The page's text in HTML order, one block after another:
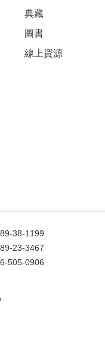
典藏
圖書
線上資源
38-1199
23-3467
505-0906